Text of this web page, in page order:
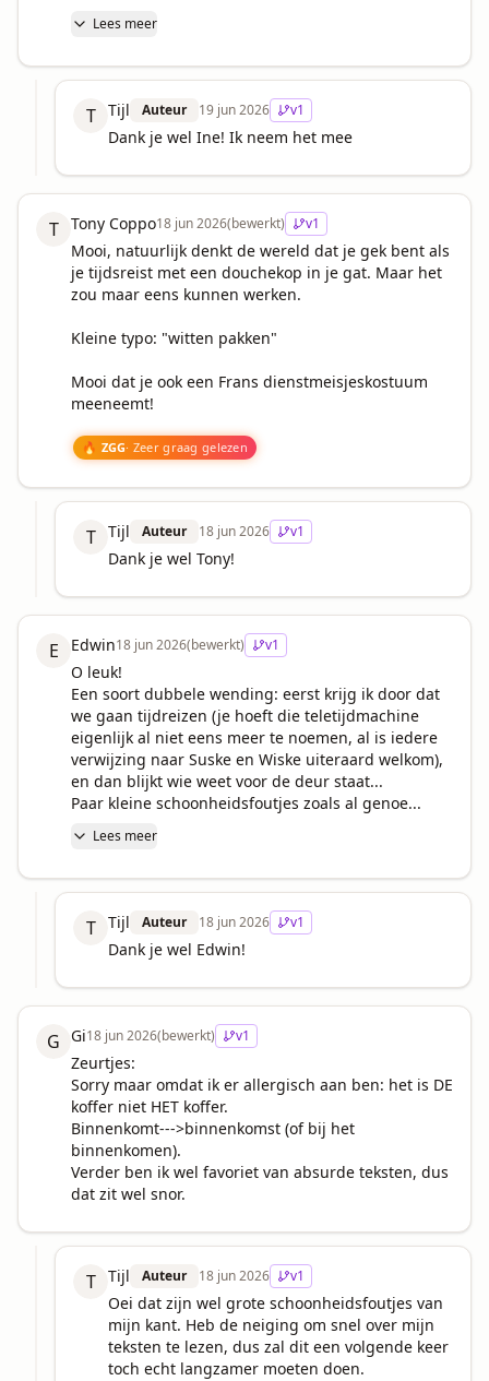
Lees meer
T Tijl Auteur 19 jun 2026 v1
Dank je wel Ine! Ik neem het mee
T Tony Coppo18 jun 2026(bewerkt) v1
Mooi, natuurlijk denkt de wereld dat je gek bent als
je tijdsreist met een douchekop in je gat. Maar het
zou maar eens kunnen werken.
Kleine typo: "witten pakken"
Mooi dat je ook een Frans dienstmeisjeskostuum
meeneemt!
🔥 ZGG· Zeer graag gelezen
T Tijl Auteur 18 jun 2026 v1
Dank je wel Tony!
E Edwin18 jun 2026(bewerkt) v1
O leuk!
Een soort dubbele wending: eerst krijg ik door dat
we gaan tijdreizen (je hoeft die teletijdmachine
eigenlijk al niet eens meer te noemen, al is iedere
verwijzing naar Suske en Wiske uiteraard welkom),
en dan blijkt wie weet voor de deur staat...
Paar kleine schoonheidsfoutjes zoals al genoe...
Lees meer
T Tijl Auteur 18 jun 2026 v1
Dank je wel Edwin!
G Gi18 jun 2026(bewerkt) v1
Zeurtjes:
Sorry maar omdat ik er allergisch aan ben: het is DE
koffer niet HET koffer.
Binnenkomt--->binnenkomst (of bij het
binnenkomen).
Verder ben ik wel favoriet van absurde teksten, dus
dat zit wel snor.
T Tijl Auteur 18 jun 2026 v1
Oei dat zijn wel grote schoonheidsfoutjes van
mijn kant. Heb de neiging om snel over mijn
teksten te lezen, dus zal dit een volgende keer
toch echt langzamer moeten doen.